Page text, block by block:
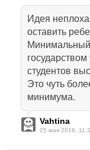
Идея
оставить
студентов
Это чуть
минимума.
Vahtina
25 мая 2016,